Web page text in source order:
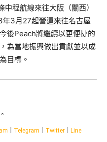
程航線來往大阪（關西）
年3月27起營運來往名古屋
今後Peach將繼續以更便捷的
為當地振興做出貢獻並以成
目標。
Telegram Twitter Line